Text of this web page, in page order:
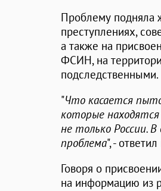
Проблему подняла
преступлениях,
а также на
ФСИН, на
"Что касается
которые
не только России.
проблема", -
Говоря о
на информацию из